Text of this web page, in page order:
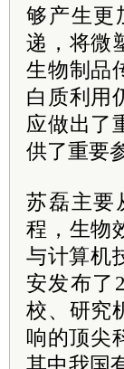
够产生更
递，将微
生物制品
白质利用
应做出了
供了重要
苏磊主要
程，生物
与计算机
安发布了
校、研究
响的顶尖